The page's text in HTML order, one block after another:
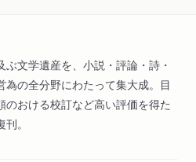
文学遺産を、小説・評論・詩・
の全分野にわたって集大成。目
おける校訂など高い評価を得た
。